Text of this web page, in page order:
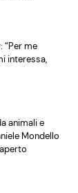
“Per me
interessa,
animali e
Mondello